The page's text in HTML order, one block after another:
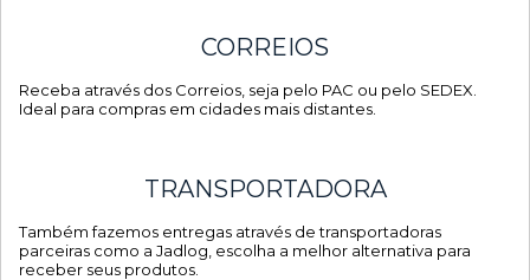
CORREIOS
Receba através dos Correios, seja pelo PAC ou pelo SEDEX.
Ideal para compras em cidades mais distantes.
TRANSPORTADORA
Também fazemos entregas através de transportadoras
parceiras como a Jadlog, escolha a melhor alternativa para
receber seus produtos.